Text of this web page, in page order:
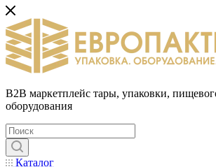
B2B маркетплейс тары, упаковки,
оборудования
Каталог